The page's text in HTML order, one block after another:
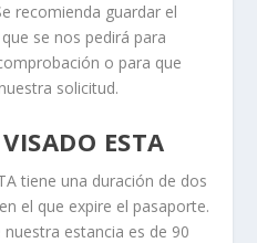
recomienda guardar el
se nos pedirá para
o para que
solicitud.
ESTA
tiene una duración de dos
el que expire el pasaporte.
estancia es de 90